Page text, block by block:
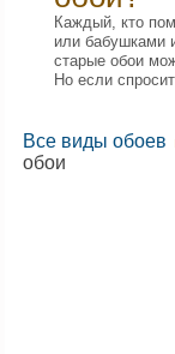
Каждый, кто
или бабушками
старые обои
Но если
Все виды обоев
обои